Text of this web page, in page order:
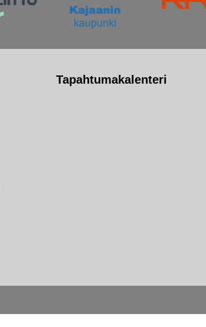
Tapahtumakalenteri